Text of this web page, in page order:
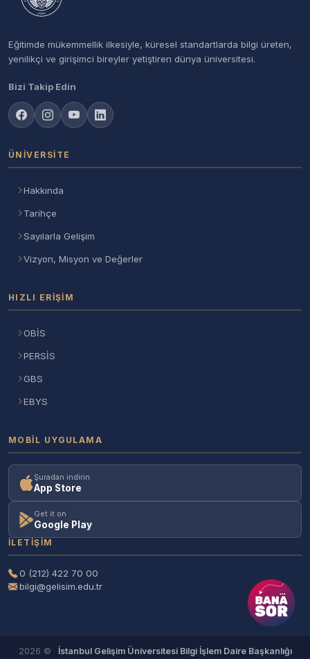
Eğitimde mükemmellik ilkesiyle, küresel standartlarda bilgi üreten,
yenilikçi ve girişimci bireyler yetiştiren dünya üniversitesi.
Bizi Takip Edin
ÜNIVERSITE
Hakkında
Tarihçe
Sayılarla Gelişim
Vizyon, Misyon ve Değerler
HIZLI ERIŞIM
OBİS
PERSİS
GBS
EBYS
MOBIL UYGULAMA
Şuradan indirin
App Store
Get it on
Google Play
İLETIŞIM
0 (212) 422 70 00
bilgi@gelisim.edu.tr
2026 ©
İstanbul Gelişim Üniversitesi Bilgi İşlem Daire Başkanlığı